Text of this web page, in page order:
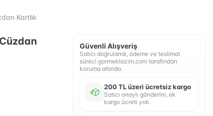
Kartlık
Güvenli Alışveriş
Satıcı doğrulandı, ödeme ve teslimat
süreci gormeklazim.com tarafından
koruma altında.
200 TL üzeri ücretsiz kargo
Satıcı onaylı gönderim, ek
kargo ücreti yok.